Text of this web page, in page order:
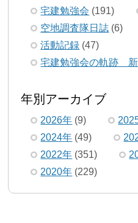
宅建勉強会 (191)
空地調査隊日誌 (6)
活動記録 (47)
宅建勉強会の軌跡
年別アーカイブ
2026年 (9)
2024年 (49)
2022年 (351)
2020年 (229)